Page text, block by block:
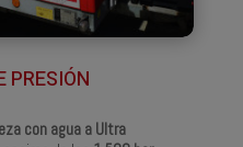
PRESIÓN
con agua a Ultra